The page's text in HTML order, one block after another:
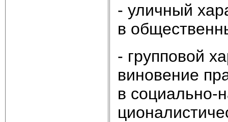
- улич­ный
в
- груп­по­вой
ви­но­ве­ние
в со­ци­аль­но-